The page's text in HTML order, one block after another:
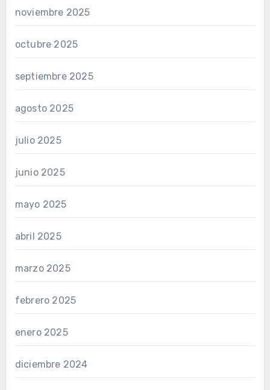
noviembre 2025
octubre 2025
septiembre 2025
agosto 2025
julio 2025
junio 2025
mayo 2025
abril 2025
marzo 2025
febrero 2025
enero 2025
diciembre 2024